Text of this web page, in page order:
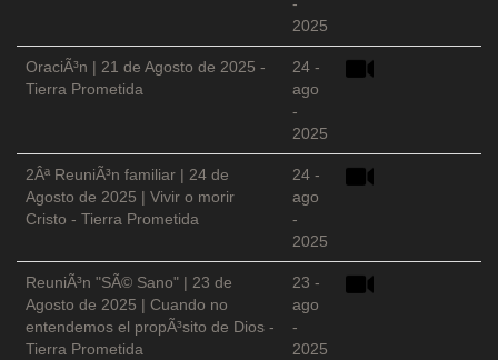
2025
OraciÃ³n | 21 de Agosto de 2025 -
Tierra Prometida
24 -
ago
-
2025
2Âª ReuniÃ³n familiar | 24 de
Agosto de 2025 | Vivir o morir
Cristo - Tierra Prometida
24 -
ago
-
2025
ReuniÃ³n "SÃ© Sano" | 23 de
Agosto de 2025 | Cuando no
entendemos el propÃ³sito de Dios -
Tierra Prometida
23 -
ago
-
2025